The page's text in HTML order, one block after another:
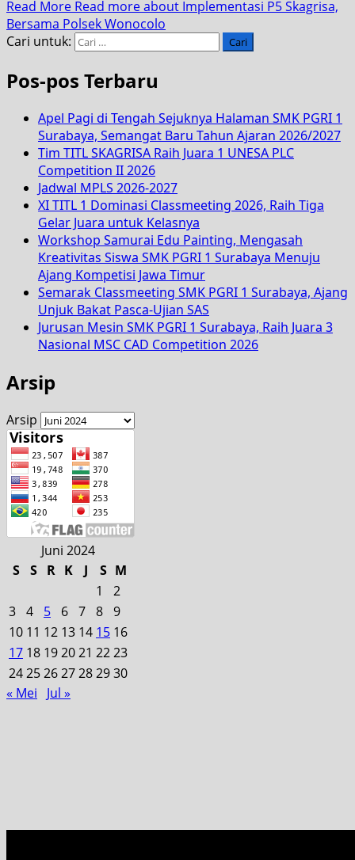
Read More Read more about Implementasi P5 Skagrisa,
Bersama Polsek Wonocolo
Cari untuk:
Pos-pos Terbaru
Apel Pagi di Tengah Sejuknya Halaman SMK PGRI 1
Surabaya, Semangat Baru Tahun Ajaran 2026/2027
Tim TITL SKAGRISA Raih Juara 1 UNESA PLC
Competition II 2026
Jadwal MPLS 2026-2027
XI TITL 1 Dominasi Classmeeting 2026, Raih Tiga
Gelar Juara untuk Kelasnya
Workshop Samurai Edu Painting, Mengasah
Kreativitas Siswa SMK PGRI 1 Surabaya Menuju
Ajang Kompetisi Jawa Timur
Semarak Classmeeting SMK PGRI 1 Surabaya, Ajang
Unjuk Bakat Pasca-Ujian SAS
Jurusan Mesin SMK PGRI 1 Surabaya, Raih Juara 3
Nasional MSC CAD Competition 2026
Arsip
Arsip
Juni 2024
S
S R K J S M
1
2
3 4 5 6 7 8 9
10 11 12 13 14 15 16
17 18 192021 2223
24252627282930
« Mei
Jul »